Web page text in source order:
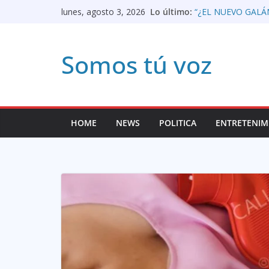
lunes, agosto 3, 2026 Lo último: “¿EL NUEVO
Apertura del
prensa
«Vamos a trabajar
Lorenzo, director
Así queda
LIBRE EL
EL CASO GALÁN
Somos tú voz
HOME NEWS POLITICA